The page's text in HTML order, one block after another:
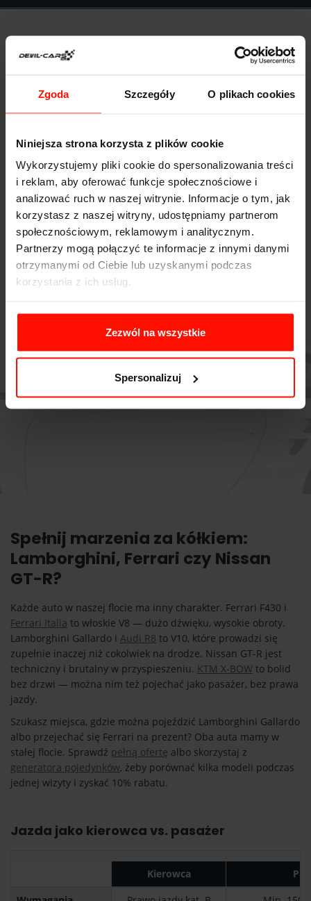
Zgoda Szczegóły O plikach cookies
Niniejsza strona korzysta z plików cookie
Wykorzystujemy pliki cookie do spersonalizowania treści
i reklam, aby oferować funkcje społecznościowe i
analizować ruch w naszej witrynie. Informacje o tym, jak
korzystasz z naszej witryny, udostępniamy partnerom
społecznościowym, reklamowym i analitycznym.
Partnerzy mogą połączyć te informacje z innymi danymi
otrzymanymi od Ciebie lub uzyskanymi podczas
korzystania z ich usług.
Zezwól na wszystkie
Spersonalizuj
Bardzo przystępne ceny i duży wybór sportowych
samochodów. Polecili mi Was znajomi i nie żałuję.
Znalazłam super prezent!
Spełnij marzenia za kółkiem:
Lamborghini, Ferrari czy Nissan
GT-R?
Każde auto w naszej flocie ma inny charakter. Ferrari F430 i
Ferrari Italia to włoskie V8 — dużo dźwięku, wysokie obroty.
Lamborghini Gallardo i Audi R8 to V10, które prowadzi się
zupełnie inaczej niż cokolwiek na drodze. Nissan GT-R jest
techniczny i brutalny w przyspieszeniu. KTM X-BOW to bolid
bez drzwi — można nim też pojechać jako pasażer, bez prawa
jazdy.
Szukasz miejsca, gdzie można pojeździć Lamborghini Gallardo
albo przejechać się Ferrari na prezent? Oba auta mamy w
stałej flocie. Sprawdź pełną ofertę albo skorzystaj z
generatora pojedynków, żeby porównać kilka modeli podczas
jednej wizyty i zyskać 10% rabatu.
Jazda jako kierowca vs. pasażer
Kierowca